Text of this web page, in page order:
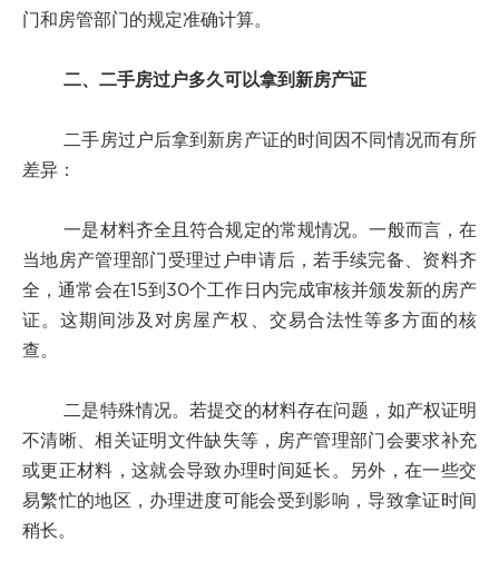
门和房管部门的规定准确计算。
二、二手房过户多久可以拿到新房产证
二手房过户后拿到新房产证的时间因不同情况而有所
差异：
一是材料齐全且符合规定的常规情况。一般而言，在
当地房产管理部门受理过户申请后，若手续完备、资料齐
全，通常会在15到30个工作日内完成审核并颁发新的房产
证。这期间涉及对房屋产权、交易合法性等多方面的核
查。
二是特殊情况。若提交的材料存在问题，如产权证明
不清晰、相关证明文件缺失等，房产管理部门会要求补充
或更正材料，这就会导致办理时间延长。另外，在一些交
易繁忙的地区，办理进度可能会受到影响，导致拿证时间
稍长。